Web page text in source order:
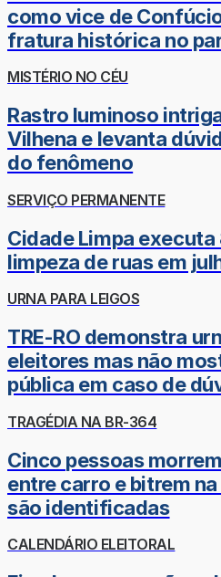
como vice de
fratura histórica no
MISTÉRIO NO CÉU
Rastro luminoso
Vilhena e levanta
do fenômeno
SERVIÇO PERMANENTE
Cidade Limpa
limpeza de ruas em
URNA PARA LEIGOS
TRE-RO demonstra
eleitores mas não
pública em caso de
TRAGÉDIA NA BR-364
Cinco pessoas
entre carro e bitrem
são identificadas
CALENDÁRIO ELEITORAL